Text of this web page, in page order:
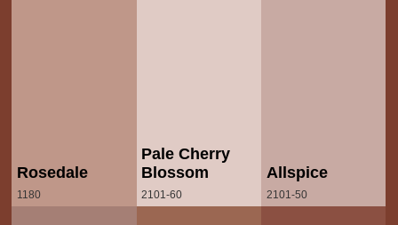
Rosedale
1180
Pale Cherry
Blossom
2101-60
Allspice
2101-50